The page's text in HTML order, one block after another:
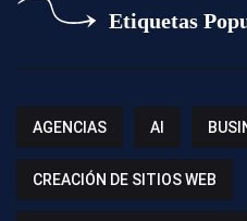
Etiquetas
AGENCIAS AI
CREACIÓN DE SITIOS WEB